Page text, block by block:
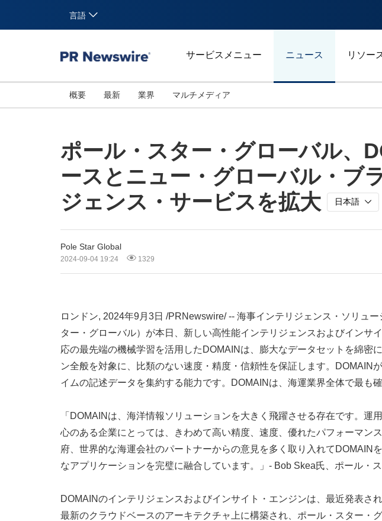
言語
サービスメニュー ニュース リソー
概要 最新 業界 マルチメディア
ポール・スター・グローバル、
ースとニュー・グローバル・ブ
ジェンス・サービスを拡大
日本語
Pole Star Global
2024-09-04 19:24 1329
ロンドン, 2024年9月3日 /PRNewswire/ -- 海事インテリジェンス・ソリュ
ター・グローバル）が本日、新しい高性能インテリジェンスおよびインサ
応の最先端の機械学習を活用したDOMAINは、膨大なデータセットを綿密
ン全般を対象に、比類のない速度・精度・信頼性を保証します。
イムの記述データを集約する能力です。DOMAINは、海運業界全体で最も
「DOMAINは、海洋情報ソリューションを大きく飛躍させる存在です。
心のある企業にとっては、きわめて高い精度、速度、優れたパフォーマ
府、世界的な海運会社のパートナーからの意見を多く取り入れて
なアプリケーションを完璧に融合しています。」- Bob Skea氏、ポール・
DOMAINのインテリジェンスおよびインサイト・エンジンは、最近発表さ
最新のクラウドベースのアーキテクチャ上に構築され、ポール・スター